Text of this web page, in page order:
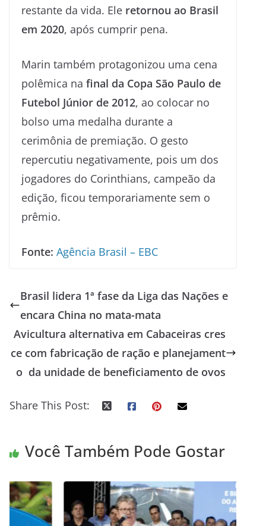
restante da vida. Ele retornou ao Brasil
em 2020, após cumprir pena.
Marin também protagonizou uma cena
polêmica na final da Copa São Paulo de
Futebol Júnior de 2012, ao colocar no
bolso uma medalha durante a
cerimônia de premiação. O gesto
repercutiu negativamente, pois um dos
jogadores do Corinthians, campeão da
edição, ficou temporariamente sem o
prêmio.
Fonte: Agência Brasil – EBC
Brasil lidera 1ª fase da Liga das Nações e
encara China no mata-mata
Avicultura alternativa em Cabaceiras cres
ce com fabricação de ração e planejament
o da unidade de beneficiamento de ovos
Share This Post:
Você Também Pode Gostar